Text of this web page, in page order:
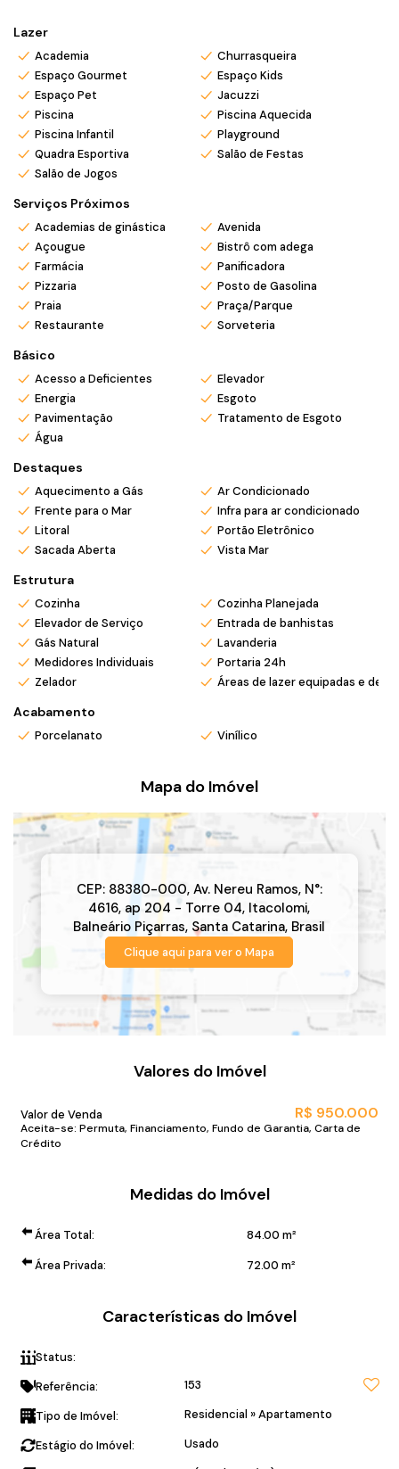
Ótima opção para você que busca um refúgio para passar
suas férias, assim como para rentabilizar na locação.
*Valor e disponibilidade sujeito a confirmação.
*Atendo também em finais de semana e feriados com pré
agendamento.
*Ligue ou envie WhatsApp (47) 9 9705-6188. Siga meu
Instagram @ronei_jaciel
Lazer
Academia
Churrasqueira
Espaço Gourmet
Espaço Kids
Espaço Pet
Jacuzzi
Piscina
Piscina Aquecida
Piscina Infantil
Playground
Quadra Esportiva
Salão de Festas
Salão de Jogos
Serviços Próximos
Academias de ginástica
Avenida
Açougue
Bistrô com adega
Farmácia
Panificadora
Pizzaria
Posto de Gasolina
Praia
Praça/Parque
Restaurante
Sorveteria
Básico
Acesso a Deficientes
Elevador
Energia
Esgoto
Pavimentação
Tratamento de Esgoto
Água
Destaques
Aquecimento a Gás
Ar Condicionado
Frente para o Mar
Infra para ar condicionado
Litoral
Portão Eletrônico
Sacada Aberta
Vista Mar
Estrutura
Cozinha
Cozinha Planejada
Elevador de Serviço
Entrada de banhistas
Gás Natural
Lavanderia
Medidores Individuais
Portaria 24h
Zelador
Áreas de lazer equipadas e
Acabamento
Porcelanato Vinílico
Mapa do Imóvel
CEP: 88380-000, Av. Nereu Ramos, N°:
4616, ap 204 - Torre 04, Itacolomi,
Balneário Piçarras, Santa Catarina, Brasil
Clique aqui para ver o Mapa
Valores do Imóvel
R$ 950.000
Valor de Venda
Aceita-se: Permuta, Financiamento, Fundo de Garantia, Carta de
Crédito
Medidas do Imóvel
Área Total: 84.00 m²
Área Privada:
72.00 m²
Características do Imóvel
Status:
Referência: 153
Tipo de Imóvel: Residencial »Apartamento
Estágio do Imóvel: Usado